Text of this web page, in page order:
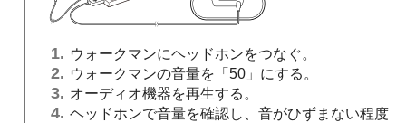
ウォークマンにヘッドホンをつなぐ。
ウォークマンの音量を「50」にする。
オーディオ機器を再生する。
ヘッドホンで音量を確認し、音がひずまない程度